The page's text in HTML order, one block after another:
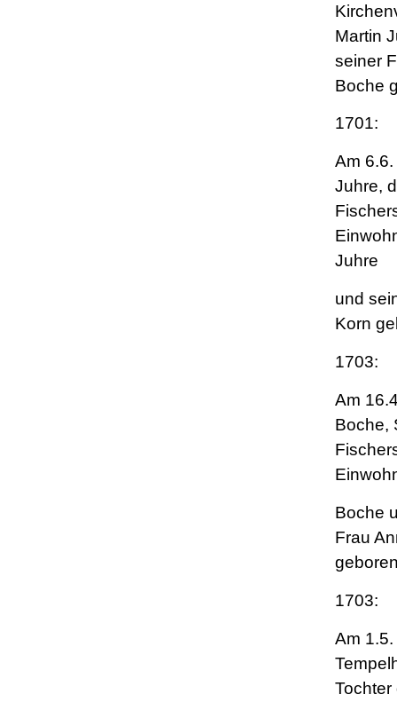
Martin
seiner
Boche
1701:
Am
Juhre,
Juhre
und
Korn
1703:
Am
Boche,
Boche
Frau
1703:
Am
Tochter